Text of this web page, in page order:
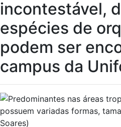
incontestável,
espécies de
podem ser
campus da